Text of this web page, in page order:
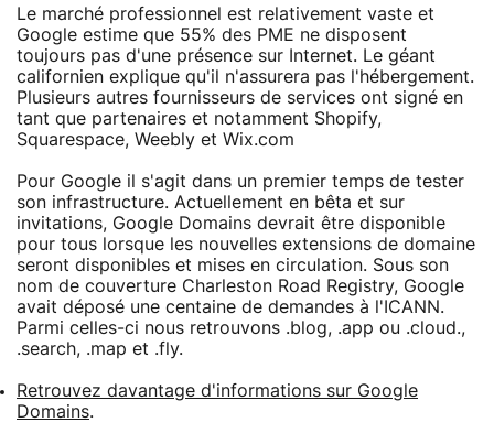
Le marché professionnel est relativement vaste et
Google estime que 55% des PME ne disposent
toujours pas d'une présence sur Internet. Le géant
californien explique qu'il n'assurera pas l'hébergement.
Plusieurs autres fournisseurs de services ont signé en
tant que partenaires et notamment Shopify,
Squarespace, Weebly et Wix.com
Pour Google il s'agit dans un premier temps de tester
son infrastructure. Actuellement en bêta et sur
invitations, Google Domains devrait être disponible
pour tous lorsque les nouvelles extensions de domaine
seront disponibles et mises en circulation. Sous son
nom de couverture Charleston Road Registry, Google
avait déposé une centaine de demandes à l'ICANN.
Parmi celles-ci nous retrouvons .blog, .app ou .cloud.,
.search, .map et .fly.
Retrouvez davantage d'informations sur Google
Domains.